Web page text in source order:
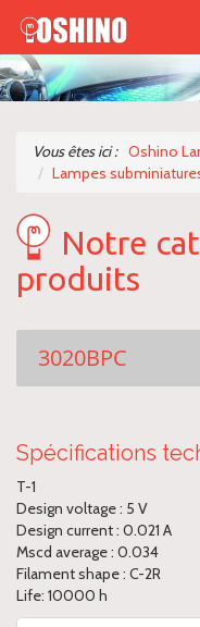
Vous êtes ici : Oshino
Lampes
Notre
produits
3020BPC
Spécifications
T-1
Design voltage : 5 V
Design current : 0.021 A
Mscd average : 0.034
Filament shape : C-2R
Life: 10000 h